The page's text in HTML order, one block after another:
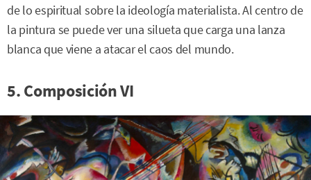
de lo espiritual sobre la ideología materialista. Al centro de
la pintura se puede ver una silueta que carga una lanza
blanca que viene a atacar el caos del mundo.
5. Composición VI